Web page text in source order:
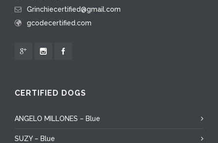
Grinchiecertified@gmail.com
gcodecertified.com
CERTIFIED DOGS
ANGELO MILLONES – Blue
SUZY – Blue